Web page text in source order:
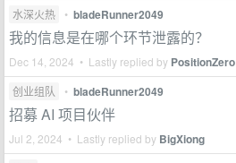
水深火热 • bladeRunner2049
我的信息是在哪个环节泄露的？
Dec 14, 2024 • Lastly replied by PositionZero
创业组队 • bladeRunner2049
招募 AI 项目伙伴
Jul 2, 2024 • Lastly replied by BigXiong